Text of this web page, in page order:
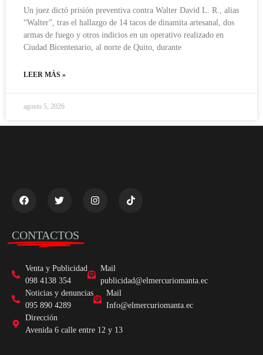
Un juez dictó prisión preventiva contra Walter David L. R., alias
“Walter”, tras el hallazgo de 14 tacos de dinamita artesanal, dos
armas de fuego y otros indicios en un operativo realizado en
Ciudad Bicentenario, al norte de Quito, durante
LEER MÁS »
agosto 5, 2026
CONTACTOS
Venta y Publicidad
098 4138 354
Mail
publicidad@elmercuriomanta.ec
Noticias y denuncias
095 890 4289
Mail
Info@elmercuriomanta.ec
Dirección
Avenida 6 calle entre 12 y 13